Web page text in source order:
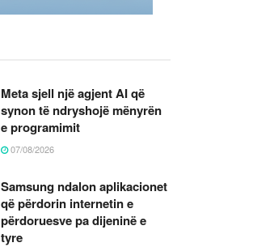
Meta sjell një agjent AI që
synon të ndryshojë mënyrën
e programimit
07/08/2026
Samsung ndalon aplikacionet
që përdorin internetin e
përdoruesve pa dijeninë e
tyre